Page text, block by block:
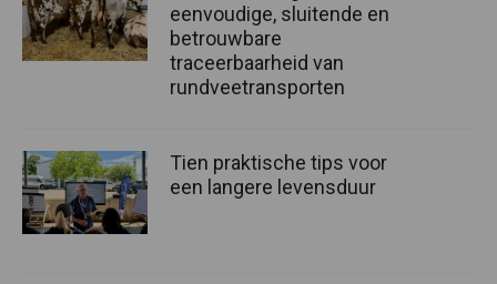
eenvoudige, sluitende en
betrouwbare
traceerbaarheid van
rundveetransporten
Tien praktische tips voor
een langere levensduur